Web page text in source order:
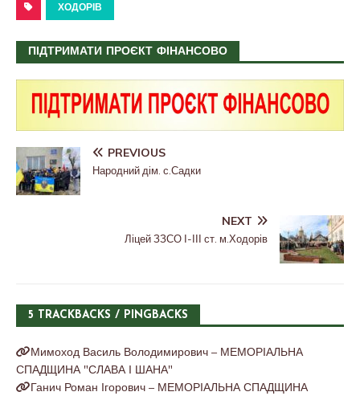
ХОДОРІВ
ПІДТРИМАТИ ПРОЄКТ ФІНАНСОВО
PREVIOUS
Народний дім. с.Садки
NEXT
Ліцей ЗЗСО І-ІІІ ст. м.Ходорів
5 TRACKBACKS / PINGBACKS
Мимоход Василь Володимирович – МЕМОРІАЛЬНА
СПАДЩИНА "СЛАВА І ШАНА"
Ганич Роман Ігорович – МЕМОРІАЛЬНА СПАДЩИНА